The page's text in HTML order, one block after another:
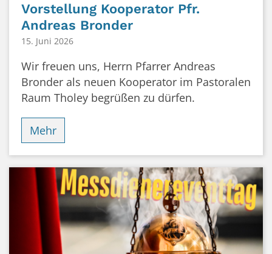
Vorstellung Kooperator Pfr.
Andreas Bronder
15. Juni 2026
Wir freuen uns, Herrn Pfarrer Andreas
Bronder als neuen Kooperator im Pastoralen
Raum Tholey begrüßen zu dürfen.
Mehr